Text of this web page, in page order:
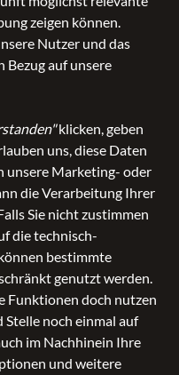
zeigen können.
Nutzer und das
Bezug auf unsere
klicken, geben
uns, diese Daten
unsere Marketing- oder
die Verarbeitung Ihrer
Sie nicht zustimmen
die technisch-
bestimmte
genutzt werden.
Funktionen doch nutzen
Stelle noch einmal auf
im Nachhinein Ihre
und weitere